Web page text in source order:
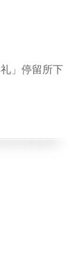
」停留所下